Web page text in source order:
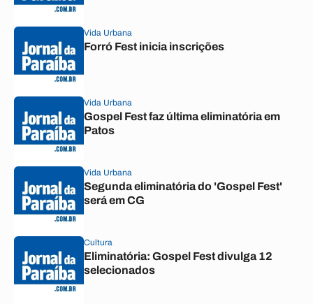
Vida Urbana
Forró Fest inicia inscrições
Vida Urbana
Gospel Fest faz última eliminatória em
Patos
Vida Urbana
Segunda eliminatória do 'Gospel Fest'
será em CG
Cultura
Eliminatória: Gospel Fest divulga 12
selecionados